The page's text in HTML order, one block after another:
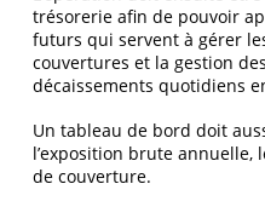
trésorerie afin de pouvoir
futurs qui servent à gérer
couvertures et la gestion
décaissements quotidiens
Un tableau de bord doit
l’exposition brute annuelle,
de couverture.